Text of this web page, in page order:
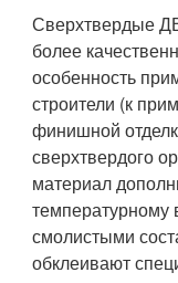
Сверхтвердые
более
особенность
строители (к
финишной
сверхтвердого
материал
температурному
смолистыми
обклеивают